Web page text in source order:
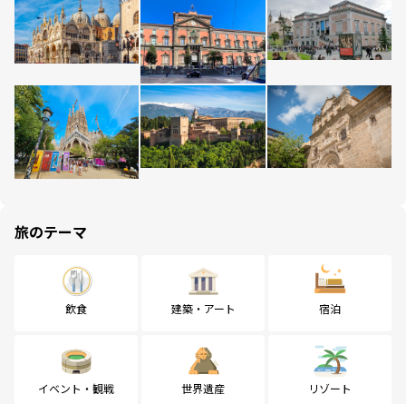
旅のテーマ
飲食 建築・アート 宿泊
イベント・観戦 世界遺産 リゾート